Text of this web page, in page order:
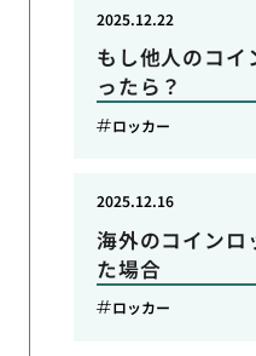
もし他人のコイ
ったら？
2025.12.22
ロッカー
海外のコインロ
た場合
2025.12.16
ロッカー